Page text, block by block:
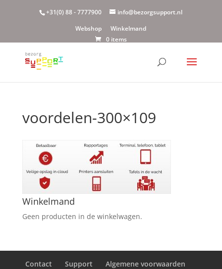
+31(0) 88 - 7777900
info@bezorgsupport.nl
Webshop
Winkelmand
0 items
voordelen-300×109
Winkelmand
Geen producten in de winkelwagen.
Contact Support
Algemene voorwaarden